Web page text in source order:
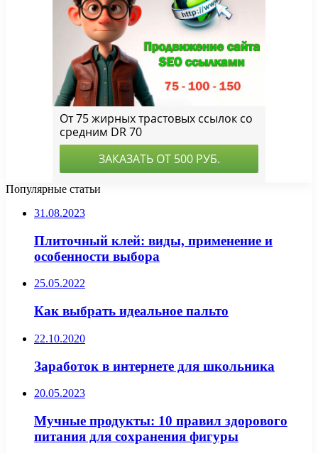
Популярные статьи
31.08.2023
Плиточный клей: виды, применение и
особенности выбора
25.05.2022
Как выбрать идеальное пальто
22.10.2020
Заработок в интернете для школьника
20.05.2023
Мучные продукты: 10 правил здорового
питания для сохранения фигуры